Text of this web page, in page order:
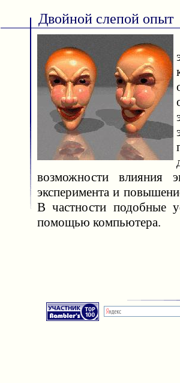
Двойной слепой опыт
возможности влияния
эксперимента и
В частности подобные
помощью компьютера.